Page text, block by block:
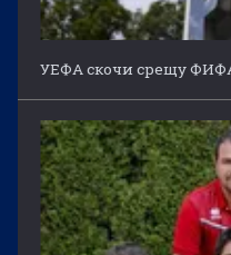
УЕФА скочи срещу